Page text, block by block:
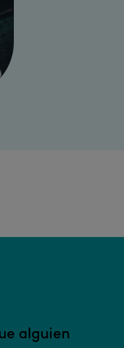
alguien